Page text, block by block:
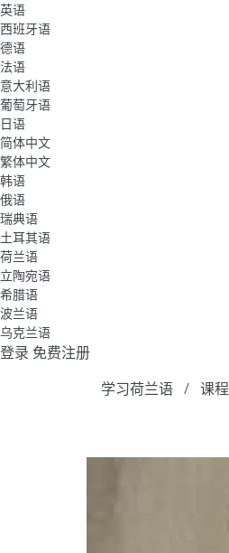
英语
西班牙语
德语
法语
意大利语
葡萄牙语
日语
简体中文
繁体中文
韩语
俄语
瑞典语
土耳其语
荷兰语
立陶宛语
希腊语
波兰语
乌克兰语
登录 免费注册
学习荷兰语
课程